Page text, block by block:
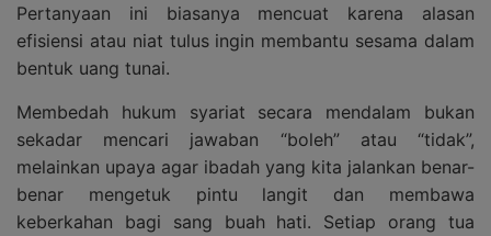
Pertanyaan ini biasanya mencuat karena alasan
efisiensi atau niat tulus ingin membantu sesama dalam
bentuk uang tunai.
Membedah hukum syariat secara mendalam bukan
sekadar mencari jawaban “boleh” atau “tidak”,
melainkan upaya agar ibadah yang kita jalankan benar-
benar mengetuk pintu langit dan membawa
keberkahan bagi sang buah hati. Setiap orang tua